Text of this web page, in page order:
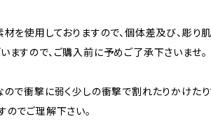
材を使用しておりますので、個体差及び、彫り
ますので、ご購入前に予めご了承下さいませ。
ので衝撃に弱く少しの衝撃で割れたりかけたり
のでご理解下さい。